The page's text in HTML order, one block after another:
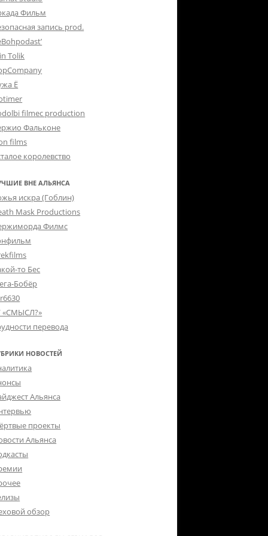
Фильм
запись prod.
Tolik
Ё
filmec production
Фальконе
films
королевство
ВНЕ АЛЬЯНСА
искра (Гоблин)
Mask Productions
Филмс
то Бес
Бобёр
«СМЫСЛ?»
перевода
НОВОСТЕЙ
Альянса
проекты
Альянса
обзор